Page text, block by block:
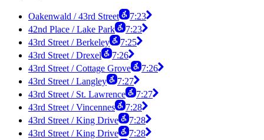
Oakenwald / 43rd Street
7:23
42nd Place / Lake Park
7:23
43rd Street / Berkeley
7:25
43rd Street / Drexel
7:26
43rd Street / Cottage Grove
7:26
43rd Street / Langley
7:27
43rd Street / St. Lawrence
7:27
43rd Street / Vincennes
7:28
43rd Street / King Drive
7:28
43rd Street / King Drive
7:28